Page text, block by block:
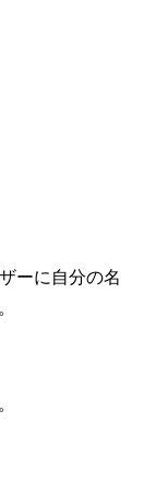
ーに自分の名